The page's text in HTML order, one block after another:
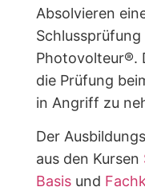
Absolvieren
Photovolteur®.
die Prüfung
in Angriff zu
Der
aus den Kursen
Basisund